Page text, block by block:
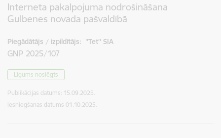
Interneta pakalpojuma nodrošināšana
Gulbenes novada pašvaldībā
Piegādātājs / izpildītājs: ''Tet'' SIA
GNP 2025/107
Līgums noslēgts
Publikācijas datums: 15.09.2025.
Iesniegšanas datums 01.10.2025.